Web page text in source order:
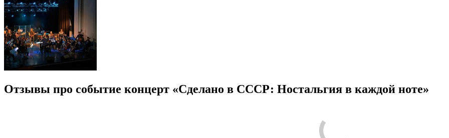
Отзывы про событие концерт «Сделано в СССР: Ностальгия в каждой ноте»